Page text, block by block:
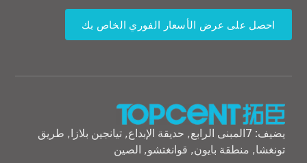
احصل على عرض الأسعار الفوري الخاص بك
يضيف: 7المبنى الرابع, حديقة الإبداع, تيانجين بلازا, طريق
تونغشا, منطقة بايون, قوانغتشو, الصين